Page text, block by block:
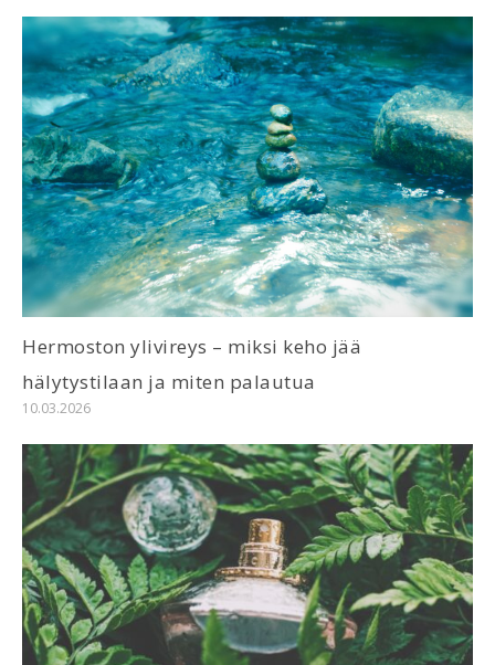
Hermoston ylivireys – miksi keho jää
hälytystilaan ja miten palautua
10.03.2026